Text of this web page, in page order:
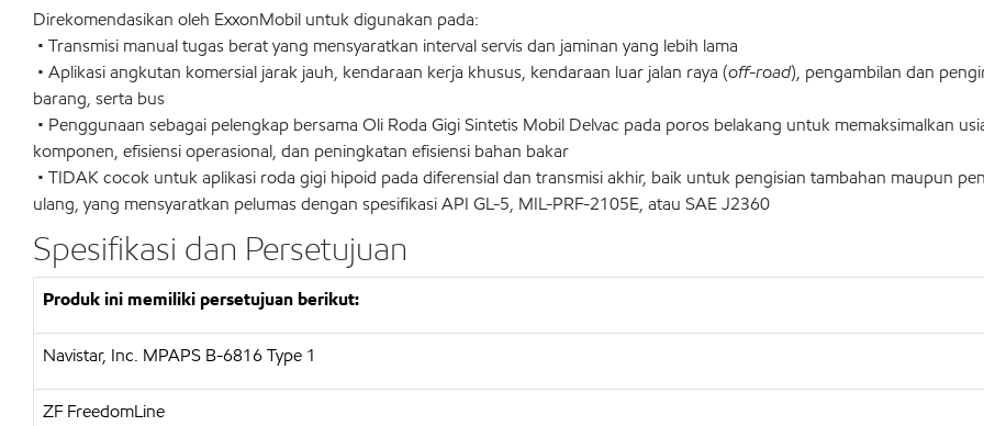
Direkomendasikan oleh ExxonMobil untuk digunakan pada:
• Transmisi manual tugas berat yang mensyaratkan interval servis dan jaminan yang lebih lama
• Aplikasi angkutan komersial jarak jauh, kendaraan kerja khusus, kendaraan luar jalan raya (off-road), pengambilan dan
barang, serta bus
• Penggunaan sebagai pelengkap bersama Oli Roda Gigi Sintetis Mobil Delvac pada poros belakang untuk memaksimalkan
komponen, efisiensi operasional, dan peningkatan efisiensi bahan bakar
• TIDAK cocok untuk aplikasi roda gigi hipoid pada diferensial dan transmisi akhir, baik untuk pengisian tambahan maupun
ulang, yang mensyaratkan pelumas dengan spesifikasi API GL-5, MIL-PRF-2105E, atau SAE J2360
Spesifikasi dan Persetujuan
Produk ini memiliki persetujuan berikut:
Navistar, Inc. MPAPS B-6816 Type 1
ZF FreedomLine